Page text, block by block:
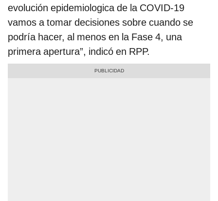
evolución epidemiologica de la COVID-19
vamos a tomar decisiones sobre cuando se
podría hacer, al menos en la Fase 4, una
primera apertura”, indicó en RPP.